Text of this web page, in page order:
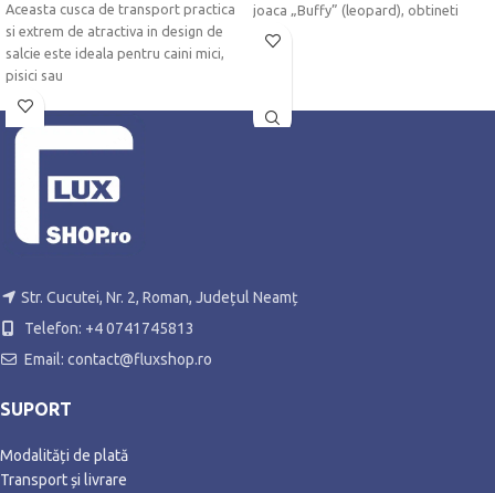
Aceasta cusca de transport practica
si extrem de atractiva in design de
salcie este ideala pentru caini mici,
pisici sau
joaca „Buffy” (leopard), obtineti
Str. Cucutei, Nr. 2, Roman, Județul Neamț
Telefon: +4 0741745813
Email: contact@fluxshop.ro
SUPORT
Modalități de plată
Transport și livrare